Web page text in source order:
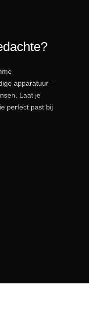
apparatuur –
Laat je
perfect past bij